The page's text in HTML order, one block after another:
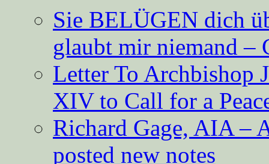
Sie BELÜGEN dich
glaubt mir niemand –
Letter To Archbishop
XIV to Call for a
Richard Gage, AIA –
posted new notes